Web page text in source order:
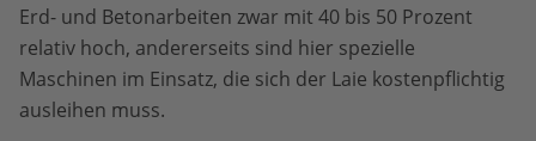
Erd- und Betonarbeiten zwar mit 40 bis 50 Prozent
relativ hoch, andererseits sind hier spezielle
Maschinen im Einsatz, die sich der Laie kostenpflichtig
ausleihen muss.